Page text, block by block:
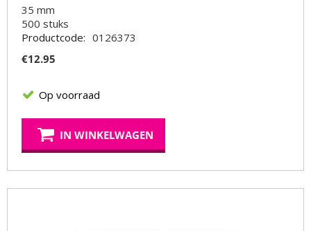
35 mm
500 stuks
Productcode: 0126373
€12.95
Op voorraad
IN WINKELWAGEN